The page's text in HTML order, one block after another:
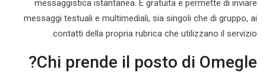
messaggistica istantanea. È gratuita e permette di inviare
messaggi testuali e multimediali, sia singoli che di gruppo, ai
contatti della propria rubrica che utilizzano il servizio.
Chi prende il posto di Omegle?